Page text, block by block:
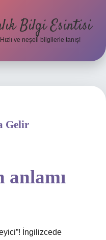
Bilgi Esintisi
Hızlı ve neşeli bilgilerle tanış!
Gelir
anlamı
İngilizcede